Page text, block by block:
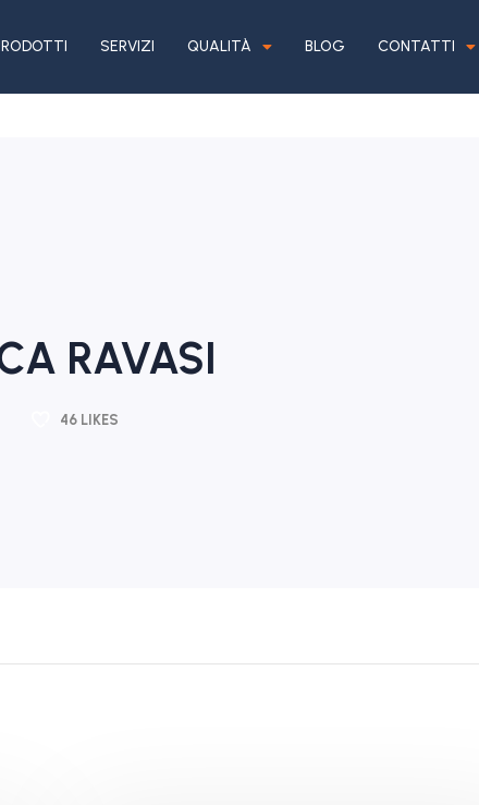
SERVIZI QUALITÀ BLOG CONTATTI
RAVASI
46 LIKES